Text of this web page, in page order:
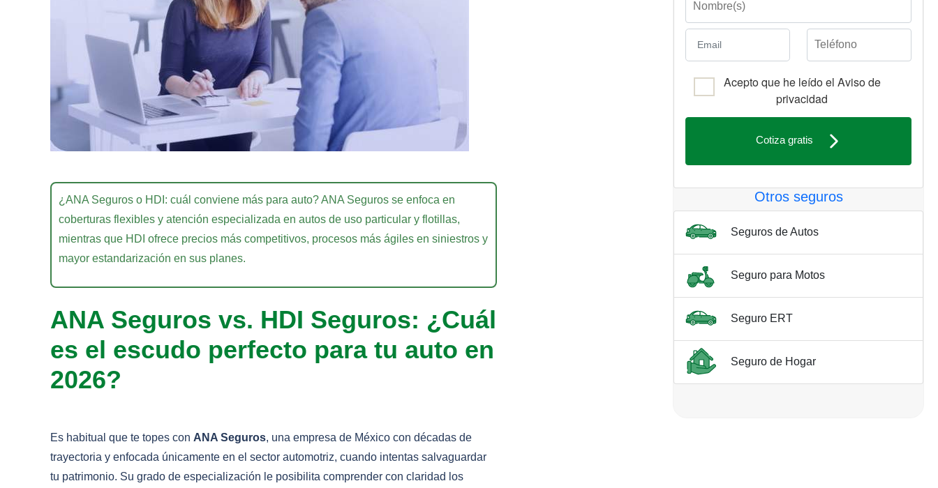
¿ANA Seguros o HDI: cuál conviene más para auto? ANA Seguros se enfoca en
coberturas flexibles y atención especializada en autos de uso particular y flotillas,
mientras que HDI ofrece precios más competitivos, procesos más ágiles en siniestros y
mayor estandarización en sus planes.
ANA Seguros vs. HDI Seguros: ¿Cuál
es el escudo perfecto para tu auto en
2026?
Es habitual que te topes con ANA Seguros, una empresa de México con décadas de
trayectoria y enfocada únicamente en el sector automotriz, cuando intentas salvaguardar
tu patrimonio. Su grado de especialización le posibilita comprender con claridad los
Acepto que he leído el Aviso de
privacidad
Cotiza gratis
Otros seguros
Seguros de Autos
Seguro para Motos
Seguro ERT
Seguro de Hogar